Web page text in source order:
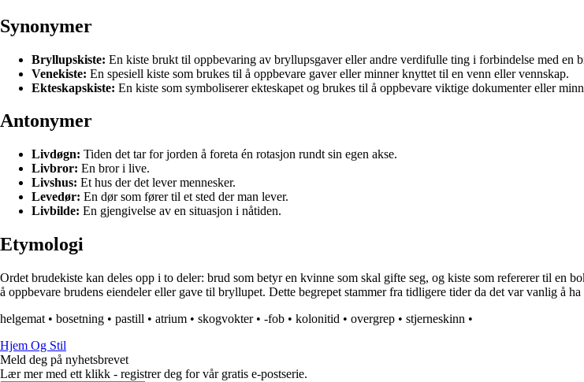
Synonymer
Bryllupskiste: En kiste brukt til oppbevaring av bryllupsgaver eller andre verdifulle ting i forbindelse med en
Venekiste: En spesiell kiste som brukes til å oppbevare gaver eller minner knyttet til en venn eller vennskap.
Ekteskapskiste: En kiste som symboliserer ekteskapet og brukes til å oppbevare viktige dokumenter eller
Antonymer
Livdøgn: Tiden det tar for jorden å foreta én rotasjon rundt sin egen akse.
Livbror: En bror i live.
Livshus: Et hus der det lever mennesker.
Levedør: En dør som fører til et sted der man lever.
Livbilde: En gjengivelse av en situasjon i nåtiden.
Etymologi
Ordet brudekiste kan deles opp i to deler: brud som betyr en kvinne som skal gifte seg, og kiste som refererer til en
å oppbevare brudens eiendeler eller gave til bryllupet. Dette begrepet stammer fra tidligere tider da det var vanlig å
helgemat • bosetning • pastill • atrium • skogvokter• -fob • kolonitid • overgrep • stjerneskinn •
Hjem Og Stil
Meld deg på nyhetsbrevet
Lær mer med ett klikk - registrer deg for vår gratis e-postserie.